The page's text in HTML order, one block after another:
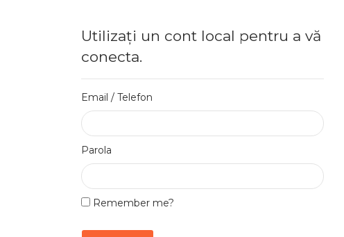
Utilizați un cont local pentru a vă
conecta.
Email / Telefon
Parola
Remember me?